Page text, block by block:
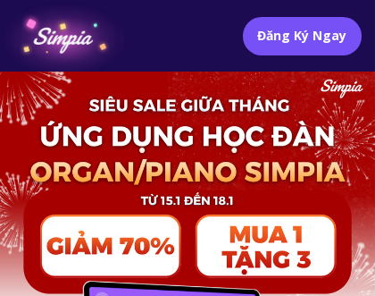
Đăng Ký Ngay